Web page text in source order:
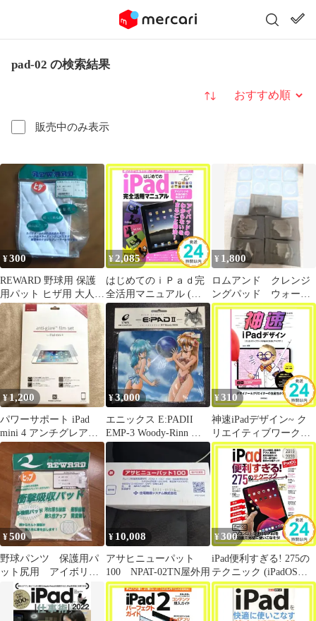
pad-02 の検索結果
販売中のみ表示
並び替え
¥300
REWARD 野球用 保護
用パット ヒザ用 大人用
AC-02
¥ 2,085
はじめてのｉＰａｄ完
全活用マニュアル (学
研コンピュータムック)
学研パブリッシング_02
¥ 1,800
ロムアンド クレンジ
ングパッド ウォータ
ークッション02
¥1,200
パワーサポート iPad
mini 4 アンチグレアフ
ィルムセット PMM-02
¥3,000
エニックス E:PADII
EMP-3 Woody-Rinn マ
ウスパッド
¥310
神速iPadデザイン~ ク
リエイティブワークが
はかどる技とアイデア!
pasto_02
¥500
野球パンツ 保護用パ
ット尻用 アイボリー
ジュニア用
¥ 10,008
アサヒニューパット
100 NPAT-02TN屋外用
¥300
iPad便利すぎる! 275の
テクニック (iPadOS対
応版!) [大型本] 河本
亮、 小暮 ひさのり、
小原 裕太; standards_02